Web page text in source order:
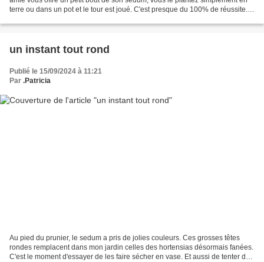
terre ou dans un pot et le tour est joué. C'est presque du 100% de réussite.
un instant tout rond
Publié le 15/09/2024 à 11:21
Par .Patricia
Au pied du prunier, le sedum a pris de jolies couleurs. Ces grosses têtes
rondes remplacent dans mon jardin celles des hortensias désormais fanées.
C'est le moment d'essayer de les faire sécher en vase. Et aussi de tenter de